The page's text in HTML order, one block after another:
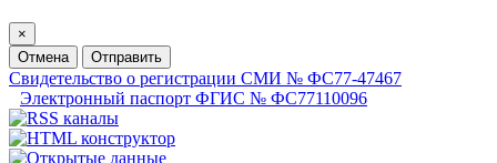
×
Отмена
Отправить
Свидетельство о регистрации СМИ № ФС77-47467
Электронный паспорт ФГИС № ФС77110096